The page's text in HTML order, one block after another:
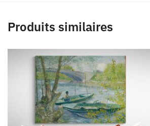
Produits similaires